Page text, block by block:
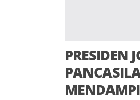
PRESIDEN